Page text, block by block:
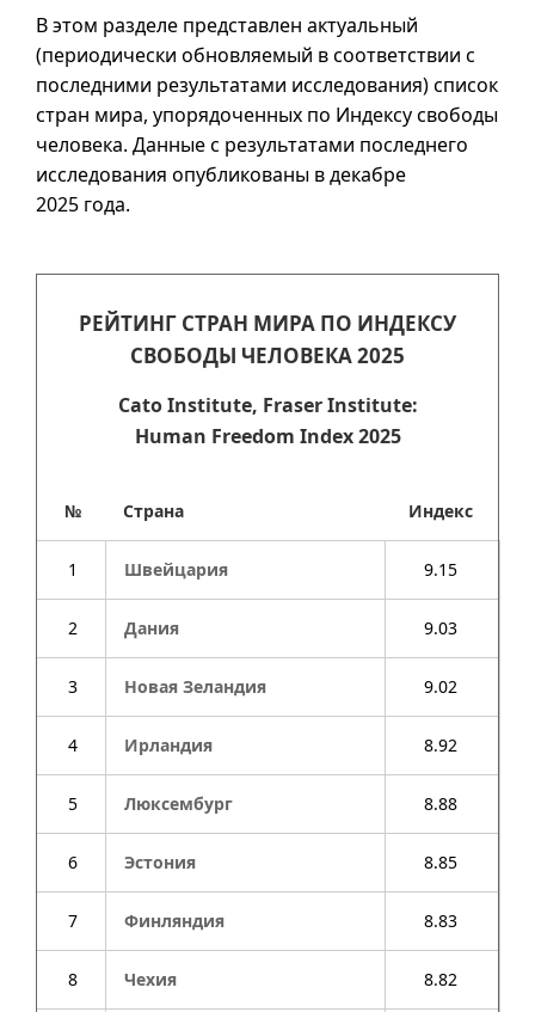
В этом разделе представлен актуальный
(периодически обновляемый в соответствии с
последними результатами исследования) список
стран мира, упорядоченных по Индексу свободы
человека. Данные с результатами последнего
исследования опубликованы в декабре
2025 года.
РЕЙТИНГ СТРАН МИРА ПО ИНДЕКСУ
СВОБОДЫ ЧЕЛОВЕКА 2025
Cato Institute, Fraser Institute:
Human Freedom Index 2025
№ Страна Индекс
1 Швейцария 9.15
2 Дания 9.03
3 Новая Зеландия 9.02
4 Ирландия 8.92
5 Люксембург 8.88
6 Эстония 8.85
7 Финляндия 8.83
8 Чехия 8.82